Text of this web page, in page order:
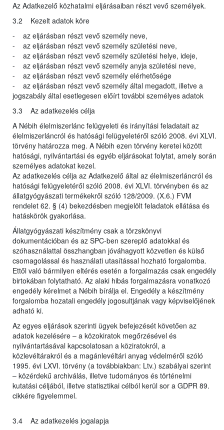
Az Adatkezelő közhatalmi eljárásaiban részt vevő személyek.
3.2 Kezelt adatok köre
- az eljárásban részt vevő személy neve,
- az eljárásban részt vevő személy születési neve,
- az eljárásban részt vevő személy születési helye, ideje,
- az eljárásban részt vevő személy anyja születési neve,
- az eljárásban részt vevő személy elérhetősége
- az eljárásban részt vevő személy által megadott, illetve a
jogszabály által esetlegesen előírt további személyes adatok
3.3 Az adatkezelés célja
A Nébih élelmiszerlánc felügyeleti és irányítási feladatait az
élelmiszerláncról és hatósági felügyeletéről szóló 2008. évi XLVI.
törvény határozza meg. A Nébih ezen törvény keretei között
hatósági, nyilvántartási és egyéb eljárásokat folytat, amely során
személyes adatokat kezel.
Az adatkezelés célja az Adatkezelő által az élelmiszerláncról és
hatósági felügyeletéről szóló 2008. évi XLVI. törvényben és az
állatgyógyászati termékekről szóló 128/2009. (X.6.) FVM
rendelet 62. § (4) bekezdésben megjelölt feladatok ellátása és
hatáskörök gyakorlása.
Állatgyógyászati készítmény csak a törzskönyvi
dokumentációban és az SPC-ben szereplő adatokkal és
szóhasználattal összhangban jóváhagyott közvetlen és külső
csomagolással és használati utasítással hozható forgalomba.
Ettől való bármilyen eltérés esetén a forgalmazás csak engedély
birtokában folytatható. Az alaki hibás forgalmazásra vonatkozó
engedély kérelmet a Nébih bírálja el. Engedély a készítmény
forgalomba hozatali engedély jogosultjának vagy képviselőjének
adható ki.
Az egyes eljárások szerinti ügyek befejezését követően az
adatok kezelésére – a közokiratok megőrzésével és
nyilvántartásával kapcsolatosan a köziratokról, a
közlevéltárakról és a magánlevéltári anyag védelméről szóló
1995. évi LXVI. törvény (a továbbiakban: Ltv.) szabályai szerint
– közérdekű archiválás, illetve tudományos és történelmi
kutatási céljából, illetve statisztikai célból kerül sor a GDPR 89.
cikkére figyelemmel.
3.4 Az adatkezelés jogalapja